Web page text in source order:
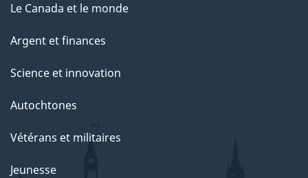
Le Canada et le monde
Argent et finances
Science et innovation
Autochtones
Vétérans et militaires
Jeunesse